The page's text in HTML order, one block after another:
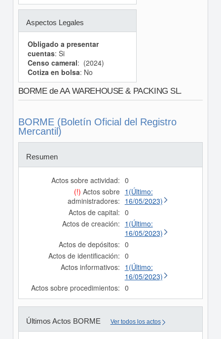
Aspectos Legales
Obligado a presentar
cuentas: Si
Censo cameral: (2024)
Cotiza en bolsa: No
BORME de AA WAREHOUSE & PACKING SL.
BORME (Boletín Oficial del Registro
Mercantil)
Resumen
Actos sobre actividad: 0
(!) Actos sobre
administradores:
1(Último:
16/05/2023)
Actos de capital: 0
Actos de creación: 1(Último:
16/05/2023)
Actos de depósitos: 0
Actos de identificación: 0
Actos informativos: 1(Último:
16/05/2023)
Actos sobre procedimientos: 0
Últimos Actos BORME Ver todos los actos